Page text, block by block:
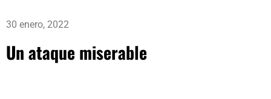
30 enero, 2022
Un ataque miserable